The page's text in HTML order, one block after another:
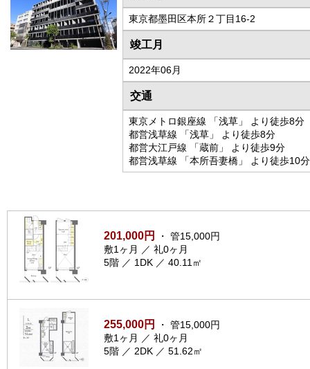
東京都墨田区本所２丁目16-2
竣工月
2022年06月
交通
東京メトロ銀座線 「浅草」 より徒歩8分
都営浅草線 「浅草」 より徒歩8分
都営大江戸線 「蔵前」 より徒歩9分
都営浅草線 「本所吾妻橋」 より徒歩10分
201,000円
・ 管15,000円
敷1ヶ月 ／ 礼0ヶ月
5階 ／ 1DK ／ 40.11㎡
255,000円
・ 管15,000円
敷1ヶ月 ／ 礼0ヶ月
5階 ／ 2DK ／ 51.62㎡